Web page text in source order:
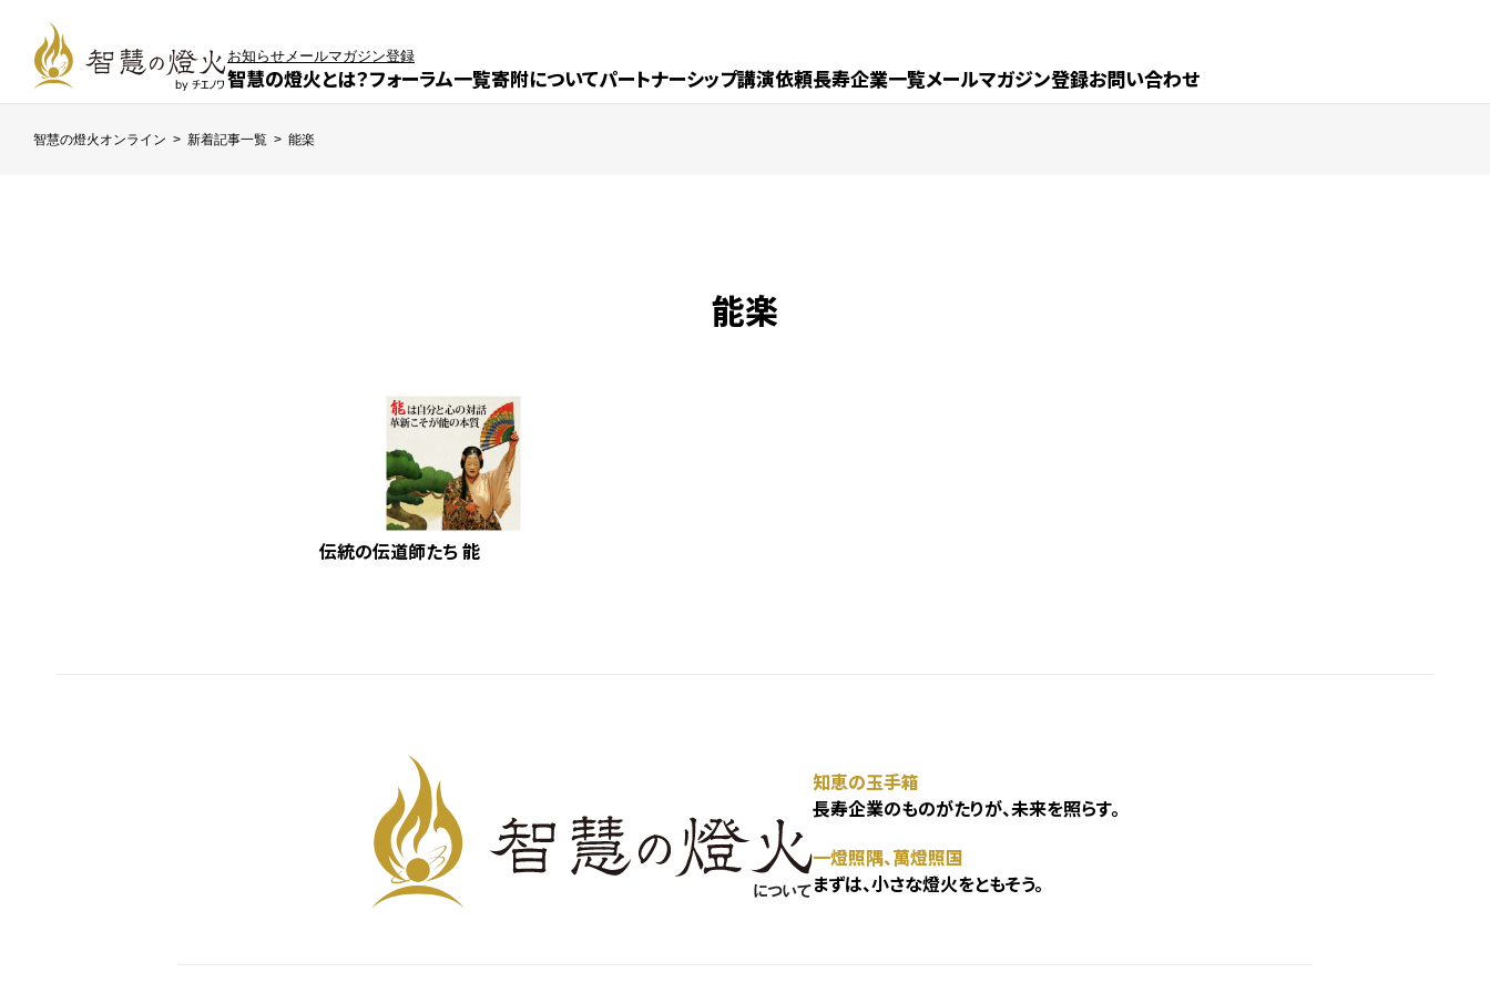
智慧の燈火とは？フォーラム一覧寄附についてパートナーシップ講演依頼長寿企業一覧メールマガジン登録お問い合わせ
お知らせメールマガジン登録
智慧の燈火オンライン > 新着記事一覧 > 能楽
能楽
伝統の伝道師たち 能
知恵の玉手箱
長寿企業のものがたりが、未来を照らす。
一燈照隅、萬燈照国
まずは、小さな燈火をともそう。